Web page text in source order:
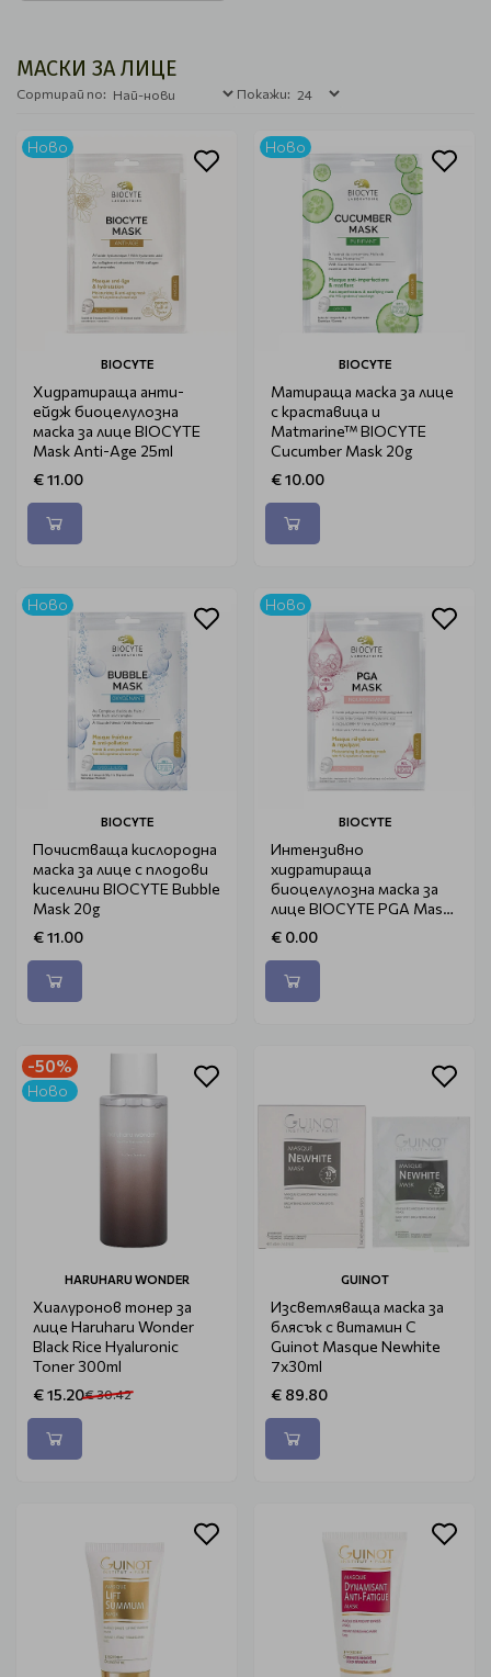
МАСКИ ЗА ЛИЦЕ
Сортирай по: Покажи:
Ново
BIOCYTE
Хидратираща анти-
ейдж биоцелулозна
маска за лице BIOCYTE
Mask Anti-Age 25ml
€ 11.00
Ново
BIOCYTE
Матираща маска за лице
с краставица и
Matmarine™ BIOCYTE
Cucumber Mask 20g
€ 10.00
Ново
BIOCYTE
Почистваща кислородна
маска за лице с плодови
киселини BIOCYTE Bubble
Mask 20g
€ 11.00
Ново
BIOCYTE
Интензивно
хидратираща
биоцелулозна маска за
лице BIOCYTE PGA Mask
10ml
€ 0.00
-50%
Ново
HARUHARU WONDER
Хиалуронов тонер за
лице Haruharu Wonder
Black Rice Hyaluronic
Toner 300ml
€ 15.20€ 30.42
GUINOT
Изсветляваща маска за
блясък с витамин С
Guinot Masque Newhite
7x30ml
€ 89.80